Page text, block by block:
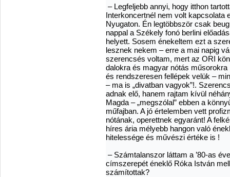
– Legfeljebb annyi, hogy itthon
Interkoncertnél nem volt kapcsolata
Nyugaton. Én legtöbbször csak
nappal a Székely fonó berlini
helyett. Sosem énekeltem ezt a
lesznek nekem – erre a mai napig
szerencsés voltam, mert az ORI
dalokra és magyar nótás
és rendszeresen fellépek velük –
– ma is „divatban vagyok”!.
adnak elő, hanem rajtam kívül
Magda – „megszólal” ebben a
műfajban. A jó értelemben vett
nótának, operettnek egyaránt! A
híres ária mélyebb hangon való
hitelessége és művészi értéke is !
– Számtalanszor láttam a ’80-as
címszerepét éneklő Róka István
számítottak?